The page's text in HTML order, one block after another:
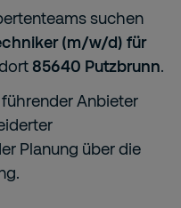
suchen
(m/w/d) für
85640 Putzbrunn.
Anbieter
Planung über die